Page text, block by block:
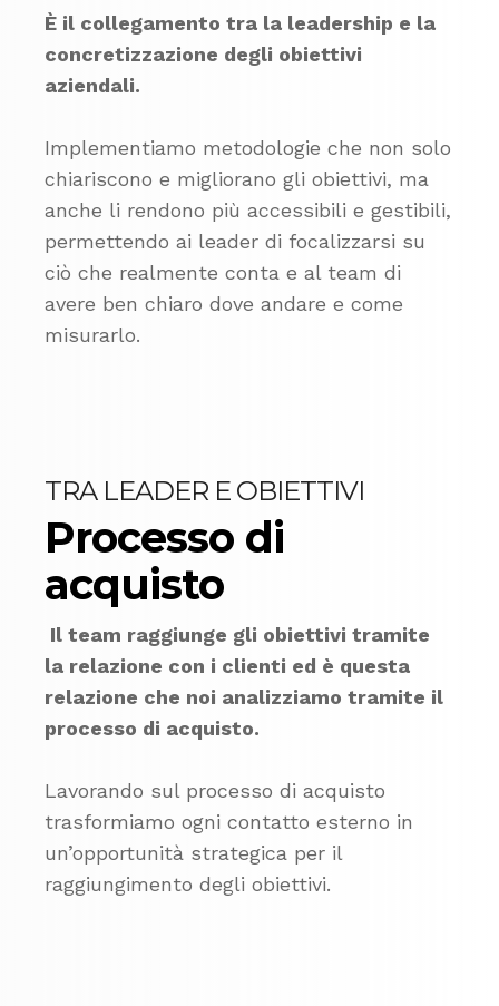
È il collegamento tra la leadership e la
concretizzazione degli obiettivi
aziendali.
Implementiamo metodologie che non solo
chiariscono e migliorano gli obiettivi, ma
anche li rendono più accessibili e gestibili,
permettendo ai leader di focalizzarsi su
ciò che realmente conta e al team di
avere ben chiaro dove andare e come
misurarlo.
TRA LEADER E OBIETTIVI
Processo di
acquisto
Il team raggiunge gli obiettivi tramite
la relazione con i clienti ed è questa
relazione che noi analizziamo tramite il
processo di acquisto.
Lavorando sul processo di acquisto
trasformiamo ogni contatto esterno in
un’opportunità strategica per il
raggiungimento degli obiettivi.